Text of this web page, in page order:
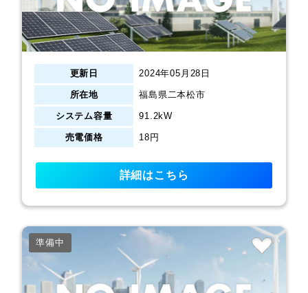
更新日 2024年05月28日
所在地 福島県二本松市
システム容量 91.2kW
売電価格 18円
詳細はこちら
準備中